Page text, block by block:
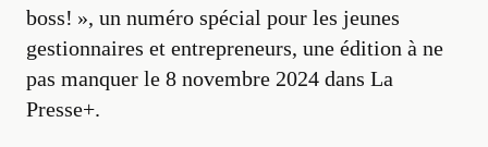
boss! », un numéro spécial pour les jeunes
gestionnaires et entrepreneurs, une édition à ne
pas manquer le 8 novembre 2024 dans La
Presse+.